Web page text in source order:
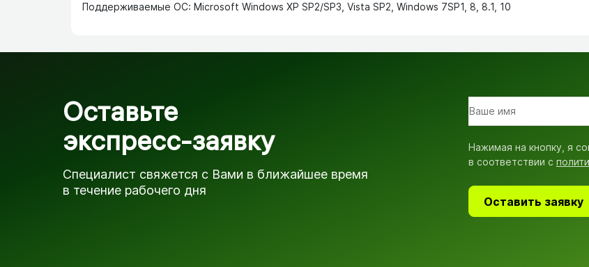
Поддерживаемые ОС: Microsoft Windows XP SP2/SP3, Vista SP2, Windows 7SP1, 8, 8.1, 10
Оставьте
экспресс-заявку
Специалист свяжется с Вами в ближайшее время
в течение рабочего дня
Нажимая на кнопку, я
в соответствии с
Оставить заявку